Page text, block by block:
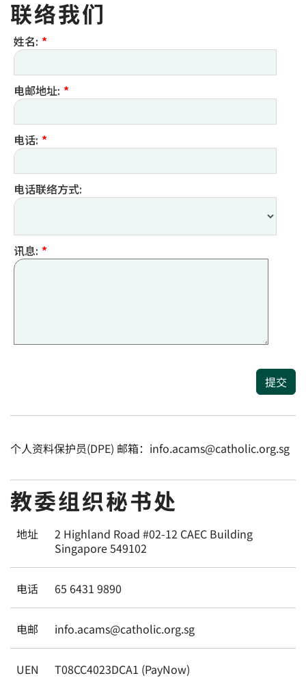
联络我们
姓名: *
电邮地址: *
电话: *
电话联络方式:
讯息: *
提交
个人资料保护员(DPE) 邮箱：info.acams@catholic.org.sg
教委组织秘书处
地址
2 Highland Road #02-12 CAEC Building
Singapore 549102
电话 65 6431 9890
电邮 info.acams@catholic.org.sg
UEN T08CC4023DCA1 (PayNow)